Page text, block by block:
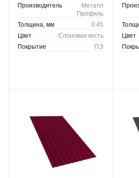
Производитель
Металл
Профиль
Толщина, мм
0.45
Цвет
Слоновая кость
Покрытие
ПЭ
Цвет